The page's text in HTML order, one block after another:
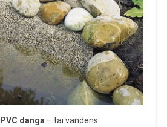
danga – tai vandens